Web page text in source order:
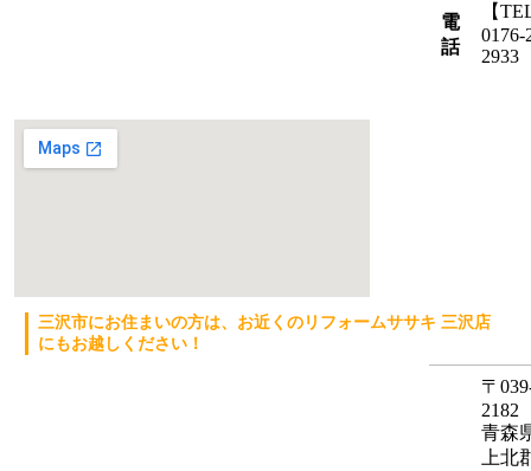
電
話
【
0176-
2933
三沢市にお住まいの方は、お近くのリフォームササキ 三沢店
にもお越しください！
〒
2182
青森
上北